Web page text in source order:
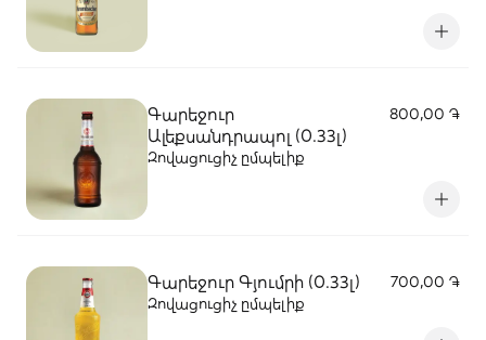
Գարեջուր
Ալեքսանդրապոլ (0.33լ)
800,00 ֏
Զովացուցիչ ըմպելիք
Գարեջուր Գյումրի (0.33լ)
700,00 ֏
Զովացուցիչ ըմպելիք